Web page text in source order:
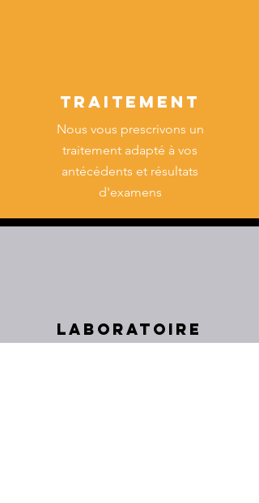
Traitement
Nous vous prescrivons un
traitement adapté à vos
antécédents et résultats
d'examens
LABORATOIRE